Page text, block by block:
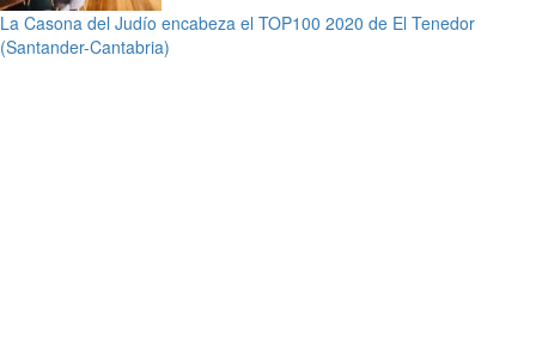
La Casona del Judío encabeza el TOP100 2020 de El Tenedor
(Santander-Cantabria)